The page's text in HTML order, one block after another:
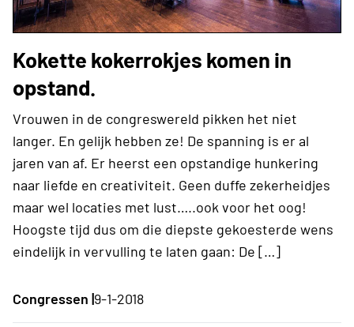
Kokette kokerrokjes komen in
opstand.
Vrouwen in de congreswereld pikken het niet
langer. En gelijk hebben ze! De spanning is er al
jaren van af. Er heerst een opstandige hunkering
naar liefde en creativiteit. Geen duffe zekerheidjes
maar wel locaties met lust…..ook voor het oog!
Hoogste tijd dus om die diepste gekoesterde wens
eindelijk in vervulling te laten gaan: De […]
Congressen |9-1-2018